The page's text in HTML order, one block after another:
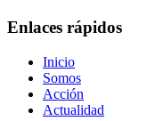
Enlaces rápidos
Inicio
Somos
Acción
Actualidad